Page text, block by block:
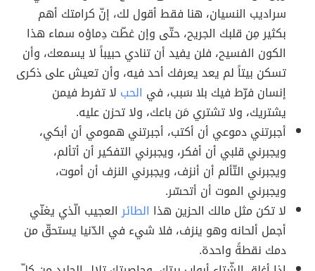
سراديب النسيان، هنا فقط أقول لك، إنّ كرامتك أهم
بكثير مِن قلبك الجريح، حتّى وإن غطّت دِماؤه سماء هذا
الكون الفسيح، فلن يفيد أن تنادي حبيباً لا يسمعك، وأن
تسكن بيتاً لم يعد يعرفك أحد فيه، وأن تعيش على ذكرى
إنسان فرّط فيك بلا سَبب، في الحب لا تفرط فيمن
يشتريك، ولا تشتري مَن باعك، ولا تحزن عليه.
أجبرتني دموعي أن أكتب، أجبرتني همومي أن أبكي،
ويجبرني قلبي أن أفكر، ويجبرني التفكير أن أتألم،
ويجبرني التّألم أن أنزف، ويجبرني النزف أن أموت،
ويجبرني الموت أن أتحسّر.
لا تكن مثل مالك الحزين هذا الطائرالعجيب الّذي يغنّي
أجمل ألحانه وهو ينزف، فلا شيء في الدّنيا يستحقّ من
دمك نقطةً واحدة.